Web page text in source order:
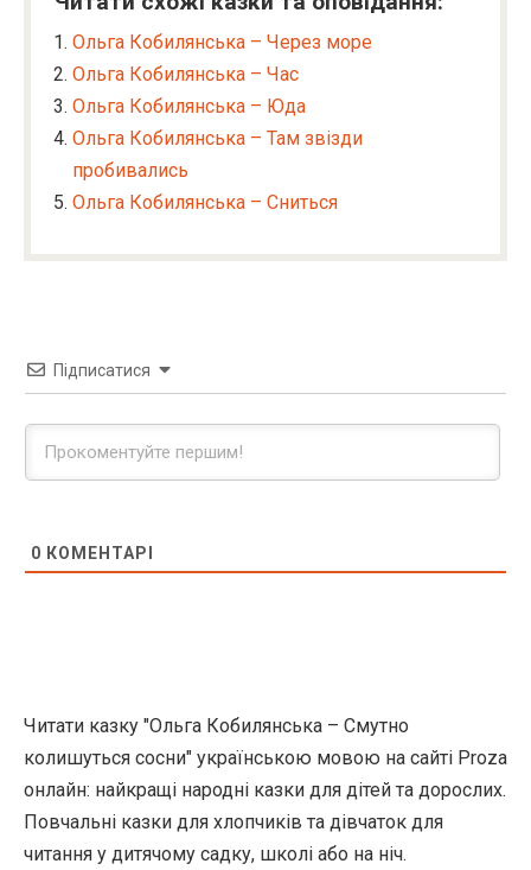
Ольга Кобилянська – Через море
Ольга Кобилянська – Час
Ольга Кобилянська – Юда
Ольга Кобилянська – Там звізди
пробивались
Ольга Кобилянська – Сниться
Підписатися
0 КОМЕНТАРІ
Читати казку "Ольга Кобилянська – Смутно
колишуться сосни" українською мовою на сайті Proza
онлайн: найкращі народні казки для дітей та дорослих.
Повчальні казки для хлопчиків та дівчаток для
читання у дитячому садку, школі або на ніч.